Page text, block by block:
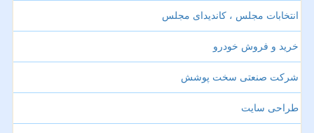
انتخابات مجلس ، کاندیدای مجلس
خرید و فروش خودرو
شرکت صنعتی سخت پوشش
طراحی سایت